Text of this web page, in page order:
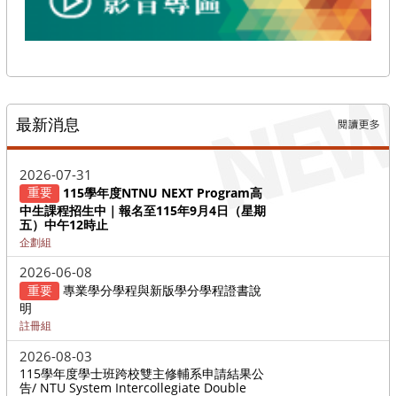
最新消息
2026-07-31
重要
115學年度NTNU NEXT Program高
中生課程招生中｜報名至115年9月4日（星期
五）中午12時止
企劃組
2026-06-08
重要
專業學分學程與新版學分學程證書說
明
註冊組
2026-08-03
115學年度學士班跨校雙主修輔系申請結果公
告/ NTU System Intercollegiate Double
更多→